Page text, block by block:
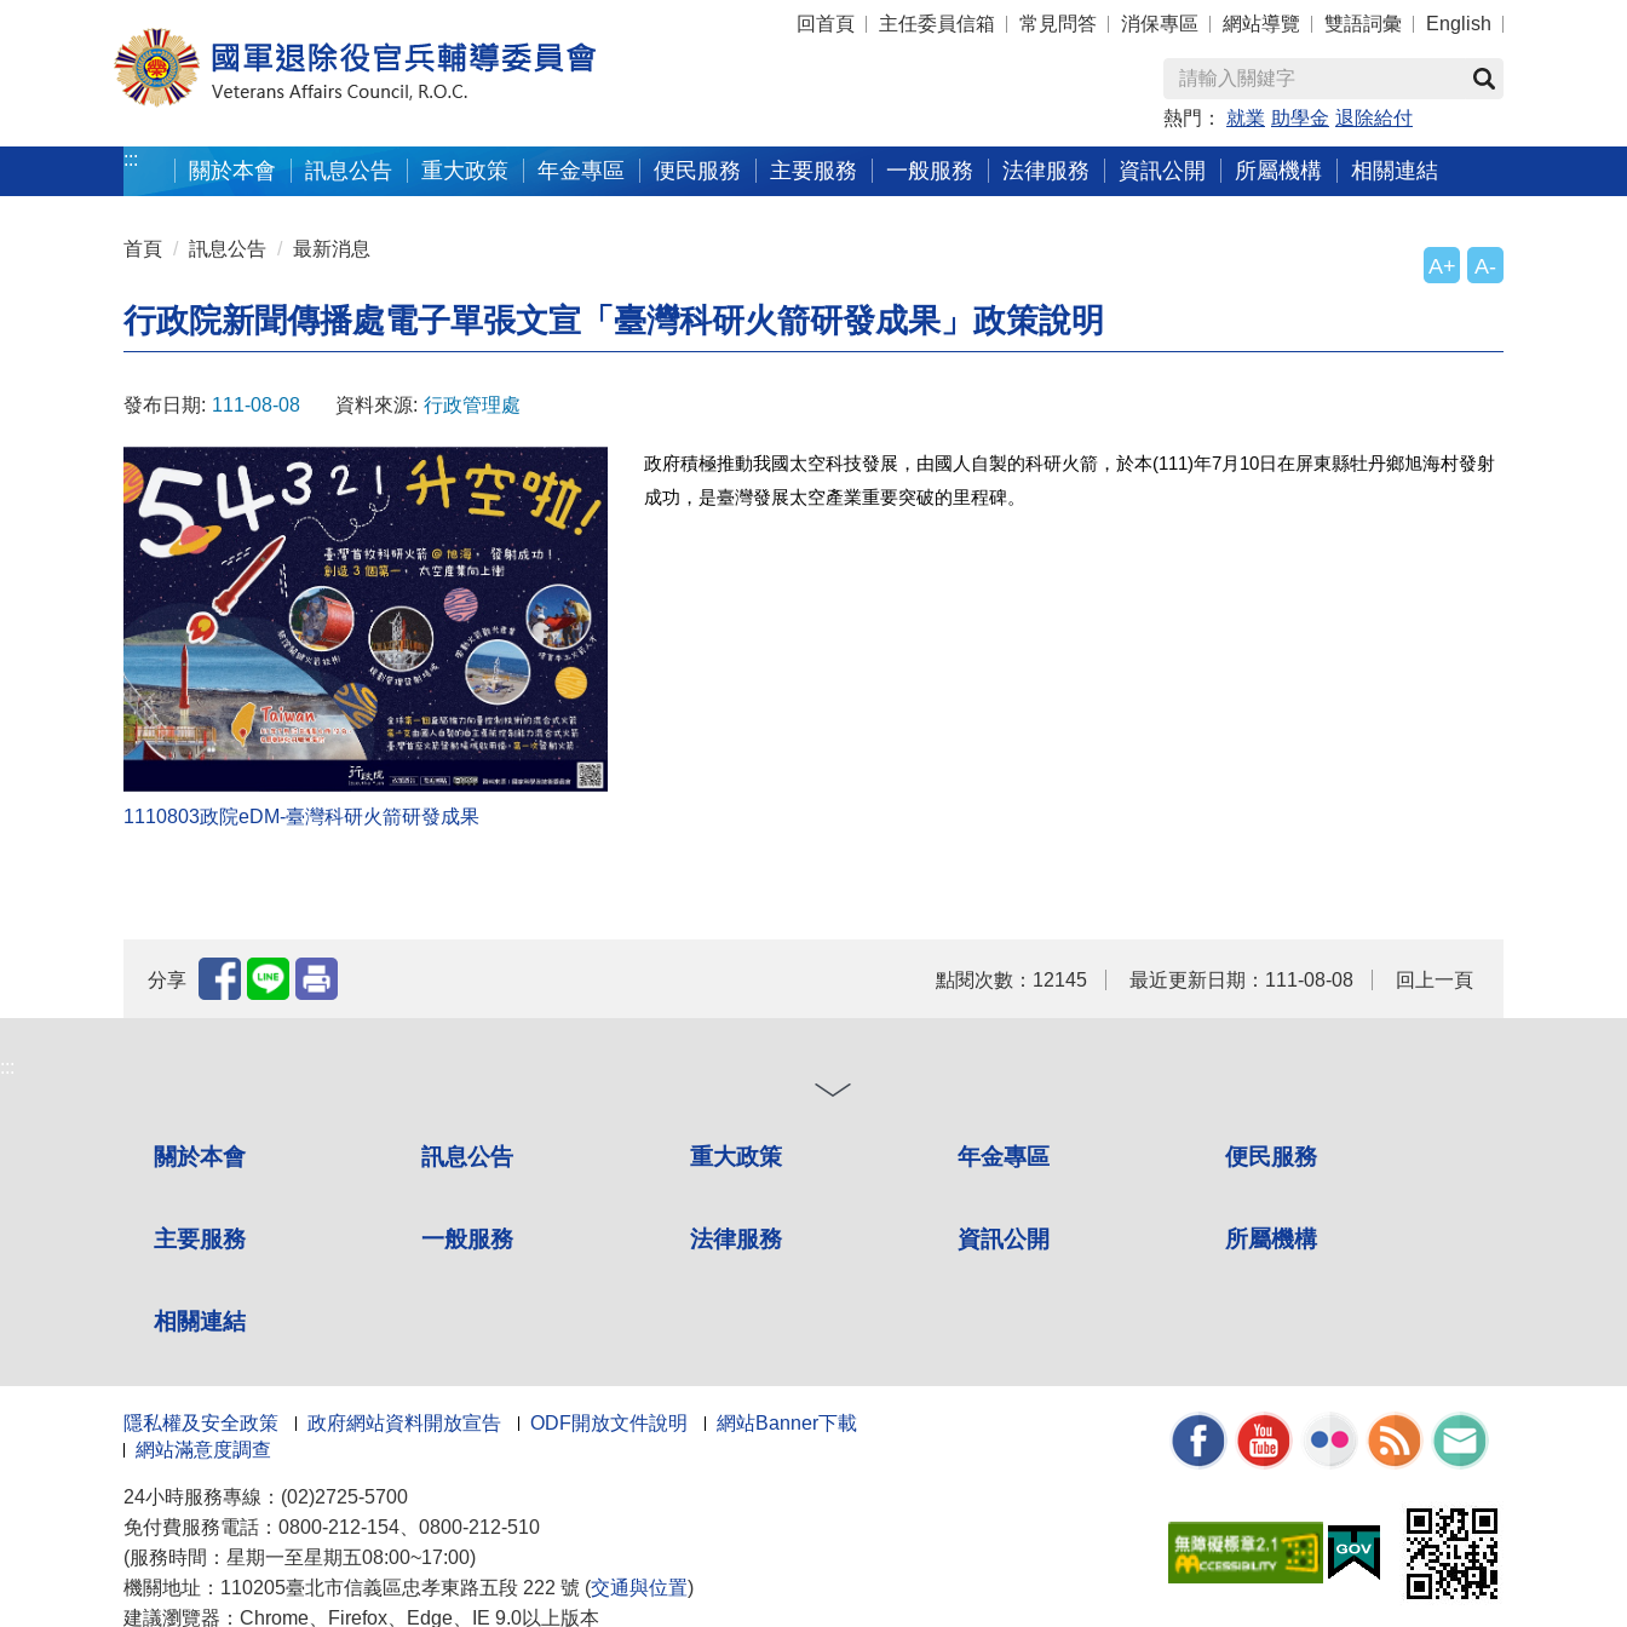
:::
回首頁 主任委員信箱 常見問答 消保專區 網站導覽 雙語詞彙 English
熱門： 就業 助學金 退除給付
:::
關於本會 訊息公告 重大政策 年金專區 便民服務 主要服務 一般服務 法律服務 資訊公開 所屬機構 相關連結
首頁 訊息公告 最新消息
A+ A-
行政院新聞傳播處電子單張文宣「臺灣科研火箭研發成果」政策說明
發布日期: 111-08-08 資料來源: 行政管理處
1110803政院eDM-臺灣科研火箭研發成果
政府積極推動我國太空科技發展，由國人自製的科研火箭，於本(111)年7月 10日在屏東縣牡丹鄉旭海村發射
成功，是臺灣發展太空產業重要突破的里程碑。
分享 點閱次數：12145 最近更新日期：111-08-08 回上一頁
:::
關於本會 訊息公告 重大政策 年金專區 便民服務
主要服務 一般服務 法律服務 資訊公開 所屬機構
相關連結
隱私權及安全政策 政府網站資料開放宣告 ODF開放文件說明
網站Banner下載
網站滿意度調查
24小時服務專線：(02)2725-5700
免付費服務電話：0800-212-154、0800-212-510
(服務時間：星期一至星期五08:00~17:00)
機關地址：110205臺北市信義區忠孝東路五段 222 號 (交通與位置)
建議瀏覽器：Chrome、Firefox、Edge、IE 9.0以上版本